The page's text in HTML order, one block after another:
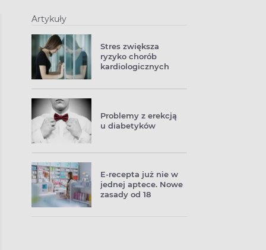
Artykuły
Stres zwiększa
ryzyko chorób
kardiologicznych
Problemy z erekcją
u diabetyków
E‑recepta już nie w
jednej aptece. Nowe
zasady od 18